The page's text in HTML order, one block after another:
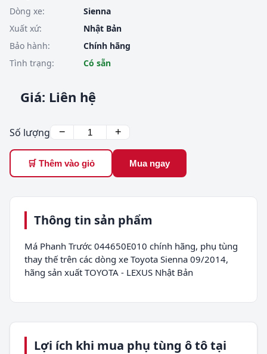
Dòng xe:
Sienna
Xuất xứ:
Nhật Bản
Bảo hành:
Chính hãng
Tình trạng:
Có sẵn
Giá: Liên hệ
Số lượng − +
🛒 Thêm vào giỏ Mua ngay
Thông tin sản phẩm
Má Phanh Trước 044650E010 chính hãng, phụ tùng
thay thế trên các dòng xe Toyota Sienna 09/2014,
hãng sản xuất TOYOTA - LEXUS Nhật Bản
Lợi ích khi mua phụ tùng ô tô tại